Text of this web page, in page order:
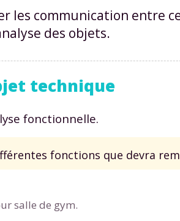
les communication entre
des objets.
technique
fonctionnelle.
fonctions que devra
salle de gym.